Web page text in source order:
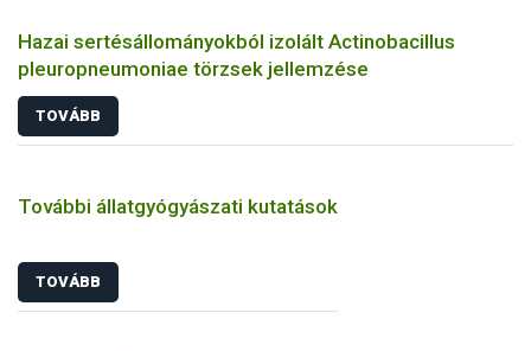
Hazai sertésállományokból izolált Actinobacillus
pleuropneumoniae törzsek jellemzése
TOVÁBB
További állatgyógyászati kutatások
TOVÁBB